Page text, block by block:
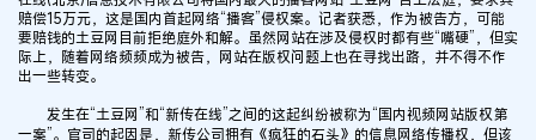
赔偿15万元，这是国内首起网络“播客”侵权案。记者获悉，作为被告方，可能
要赔钱的土豆网目前拒绝庭外和解。虽然网站在涉及侵权时都有些“嘴硬”，但实
际上，随着网络频频成为被告，网站在版权问题上也在寻找出路，并不得不作
出一些转变。
发生在“土豆网”和“新传在线”之间的这起纠纷被称为“国内视频网站版权第
一案”。官司的起因是，新传公司拥有《疯狂的石头》的信息网络传播权，但该